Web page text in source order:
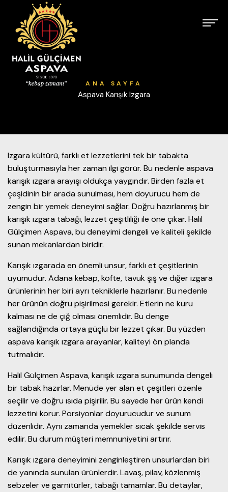
ANA SAYFA
Aspava Karışık Izgara
Izgara kültürü, farklı et lezzetlerini tek bir tabakta
buluşturmasıyla her zaman ilgi görür. Bu nedenle aspava
karışık ızgara arayışı oldukça yaygındır. Birden fazla et
çeşidinin bir arada sunulması, hem doyurucu hem de
zengin bir yemek deneyimi sağlar. Doğru hazırlanmış bir
karışık ızgara tabağı, lezzet çeşitliliği ile öne çıkar. Halil
Gülçimen Aspava, bu deneyimi dengeli ve kaliteli şekilde
sunan mekanlardan biridir.
Karışık ızgarada en önemli unsur, farklı et çeşitlerinin
uyumudur. Adana kebap, köfte, tavuk şiş ve diğer ızgara
ürünlerinin her biri ayrı tekniklerle hazırlanır. Bu nedenle
her ürünün doğru pişirilmesi gerekir. Etlerin ne kuru
kalması ne de çiğ olması önemlidir. Bu denge
sağlandığında ortaya güçlü bir lezzet çıkar. Bu yüzden
aspava karışık ızgara arayanlar, kaliteyi ön planda
tutmalıdır.
Halil Gülçimen Aspava, karışık ızgara sunumunda dengeli
bir tabak hazırlar. Menüde yer alan et çeşitleri özenle
seçilir ve doğru ısıda pişirilir. Bu sayede her ürün kendi
lezzetini korur. Porsiyonlar doyurucudur ve sunum
düzenlidir. Aynı zamanda yemekler sıcak şekilde servis
edilir. Bu durum müşteri memnuniyetini artırır.
Karışık ızgara deneyimini zenginleştiren unsurlardan biri
de yanında sunulan ürünlerdir. Lavaş, pilav, közlenmiş
sebzeler ve garnitürler, tabağı tamamlar. Bu detaylar,